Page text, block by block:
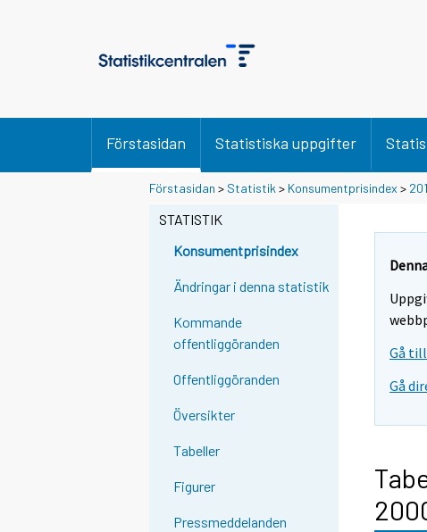
Förstasidan Statistiska uppgifter
Förstasidan > Statistik > Konsumentprisindex >
STATISTIK
Konsumentprisindex
Ändringar i denna statistik
Kommande
offentliggöranden
Offentliggöranden
Översikter
Tabeller
Figurer
Pressmeddelanden
Gå
Gå